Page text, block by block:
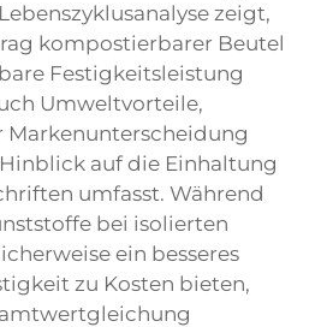
zeigt,
kompostierbarer Beutel
Festigkeitsleistung
Umweltvorteile,
Markenunterscheidung
auf die Einhaltung
umfasst. Während
bei isolierten
ein besseres
zu Kosten bieten,